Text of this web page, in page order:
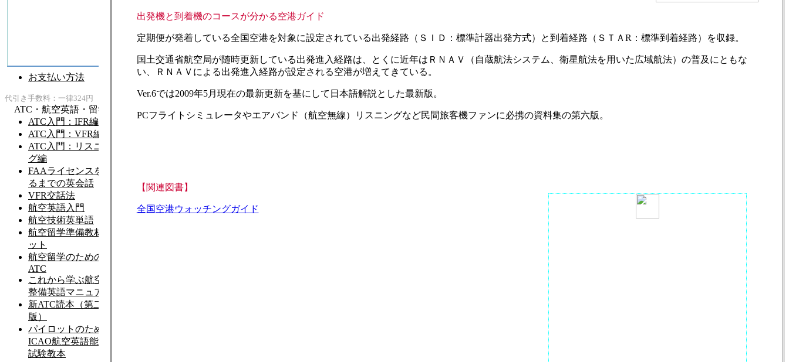
出発機と到着機のコースが分かる空港ガイド
定期便が発着している全国空港を対象に設定されている出発経路（ＳＩＤ：標準計器出発方式）と到着経路（ＳＴＡR：標準到着経路）を収録。
国土交通省航空局が随時更新している出発進入経路は、とくに近年はＲＮＡＶ（自蔵航法システム、衛星航法を用いた広域航法）の普及にともな
い、ＲＮＡＶによる出発進入経路が設定される空港が増えてきている。
Ver.6では2009年5月現在の最新更新を基にして日本語解説とした最新版。
PCフライトシミュレータやエアバンド（航空無線）リスニングなど民間旅客機ファンに必携の資料集の第六版。
【関連図書】
全国空港ウォッチングガイド